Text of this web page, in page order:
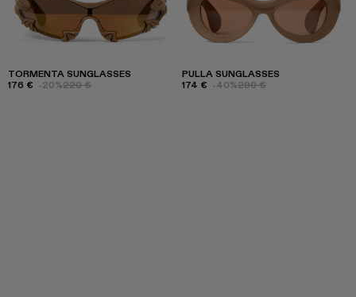
TORMENTA SUNGLASSES
176 € -20%220 €
PULLA SUNGLASSES
174 € -40%290 €